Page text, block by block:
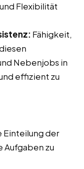
Flexibilität
Fähigkeit,
Nebenjobs in
effizient zu
Einteilung der
Aufgaben zu